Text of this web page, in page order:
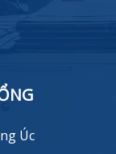
Úc